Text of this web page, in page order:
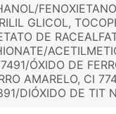
GLICOL,
DE
ÓXIDO DE
AMARELO, CI
DIÓXIDO DE TIT